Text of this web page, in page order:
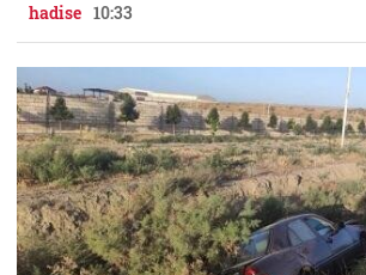
hadise 10:33